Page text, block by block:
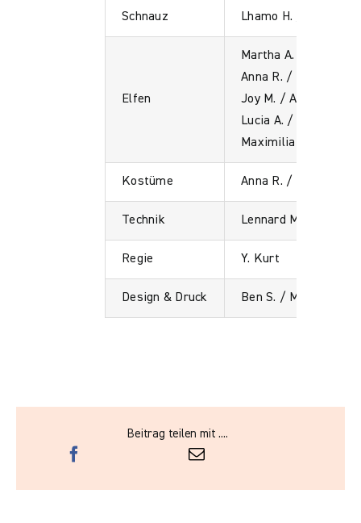
Schnauz Lhamo H. / Luisa K.
Elfen
Martha A. / Liam K. /
Anna R. / Lara W. /
Joy M. / Anna L. /
Lucia A. / Alena K. /
Maximilia R.
Kostüme Anna R. / Martha A.
Technik Lennard M. / Mats
Regie Y. Kurt
Design & Druck Ben S. / Maximilia R.
Beitrag teilen mit ....